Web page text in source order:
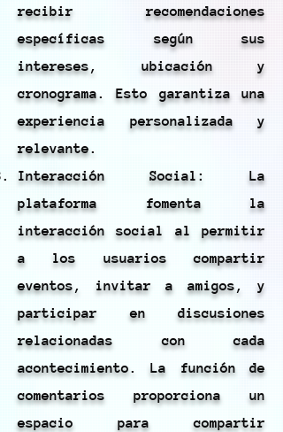
recibir recomendaciones
específicas según sus
intereses, ubicación y
cronograma. Esto garantiza una
experiencia personalizada y
relevante.
Interacción Social: La
plataforma fomenta la
interacción social al permitir
a los usuarios compartir
eventos, invitar a amigos, y
participar en discusiones
relacionadas con cada
acontecimiento. La función de
comentarios proporciona un
espacio para compartir